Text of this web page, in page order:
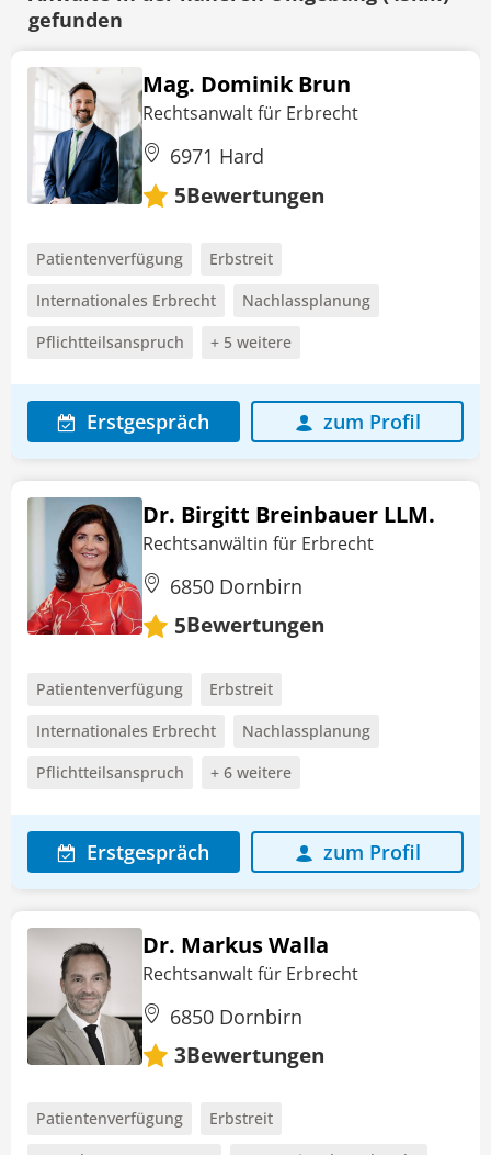
gefunden
Mag. Dominik Brun
Rechtsanwalt für Erbrecht
6971 Hard
5Bewertungen
Patientenverfügung
Erbstreit
Internationales Erbrecht
Nachlassplanung
Pflichtteilsanspruch
+ 5 weitere
Erstgespräch zum Profil
Dr. Birgitt Breinbauer LLM.
Rechtsanwältin für Erbrecht
6850 Dornbirn
5Bewertungen
Patientenverfügung
Erbstreit
Internationales Erbrecht
Nachlassplanung
Pflichtteilsanspruch
+ 6 weitere
Erstgespräch zum Profil
Dr. Markus Walla
Rechtsanwalt für Erbrecht
6850 Dornbirn
3Bewertungen
Patientenverfügung
Erbstreit